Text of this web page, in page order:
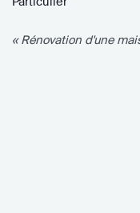
« Rénovation d'une